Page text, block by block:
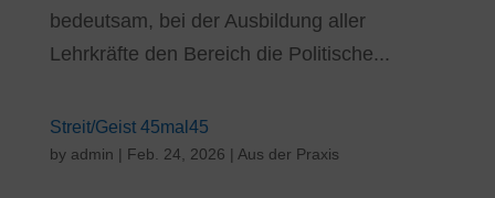
bedeutsam, bei der Ausbildung aller
Lehrkräfte den Bereich die Politische...
Streit/Geist 45mal45
by admin | Feb. 24, 2026 | Aus der Praxis